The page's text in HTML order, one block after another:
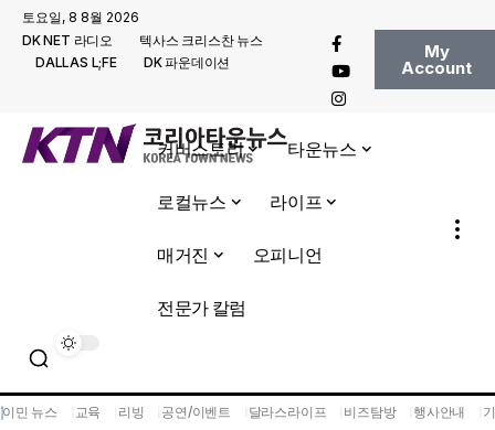
토요일, 8 8월 2026
DK NET 라디오
텍사스 크리스찬 뉴스
DALLAS L;FE
DK 파운데이션
My
Account
커버스토리 타운뉴스
로컬뉴스 라이프
매거진 오피니언
전문가 칼럼
이민 뉴스 교육 리빙 공연/이벤트 달라스라이프 비즈탐방 행사안내